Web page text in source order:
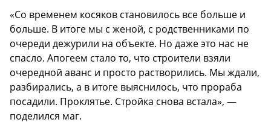
«Со временем косяков становилось все больше и
больше. В итоге мы с женой, с родственниками по
очереди дежурили на объекте. Но даже это нас не
спасло. Апогеем стало то, что строители взяли
очередной аванс и просто растворились. Мы ждали,
разбирались, а в итоге выяснилось, что прораба
посадили. Проклятье. Стройка снова встала», —
поделился маг.